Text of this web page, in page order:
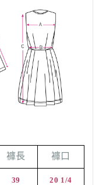
褲長 褲口
39 20 1/4